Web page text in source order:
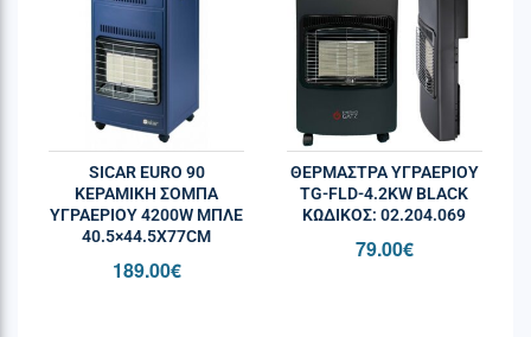
SICAR EURO 90
ΚΕΡΑΜΙΚΉ ΣΌΜΠΑ
ΥΓΡΑΕΡΊΟΥ 4200W ΜΠΛΕ
40.5×44.5X77CM
189.00€
ΘΕΡΜΆΣΤΡΑ ΥΓΡΑΕΡΊΟΥ
TG-FLD-4.2KW BLACK
ΚΩΔΙΚΌΣ: 02.204.069
79.00€